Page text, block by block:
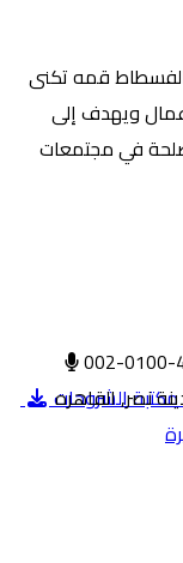
بالفسطاط قمه تكنى
ويهدف إلى
في مجتمعات
الشروحات
002-0100-